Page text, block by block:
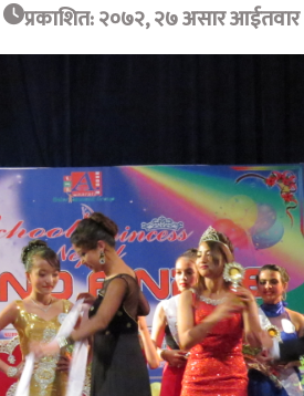
प्रकाशित: २०७२, २७ असार आईतवार